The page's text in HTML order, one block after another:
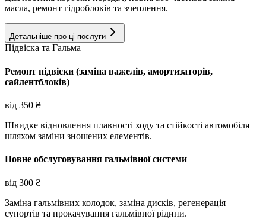
масла, ремонт гідроблоків та зчеплення.
Детальніше про ці послуги
Підвіска та Гальма
Ремонт підвіски (заміна важелів, амортизаторів,
сайлентблоків)
від 350 ₴
Швидке відновлення плавності ходу та стійкості автомобіля
шляхом заміни зношених елементів.
Повне обслуговування гальмівної системи
від 300 ₴
Заміна гальмівних колодок, заміна дисків, регенерація
супортів та прокачування гальмівної рідини.